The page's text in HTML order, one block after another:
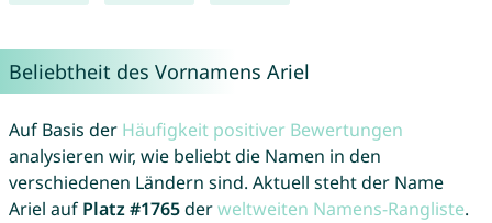
Beliebtheit des Vornamens Ariel
Auf Basis der Häufigkeit positiver Bewertungen
analysieren wir, wie beliebt die Namen in den
verschiedenen Ländern sind. Aktuell steht der Name
Ariel auf Platz #1765derweltweiten Namens-Rangliste.